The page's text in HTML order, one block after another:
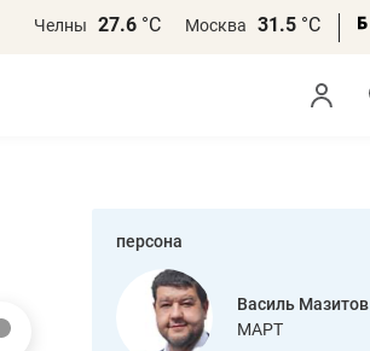
Челны 27.6 °С Москва 31.5 °С
персона
Василь Мазитов
МАРТ